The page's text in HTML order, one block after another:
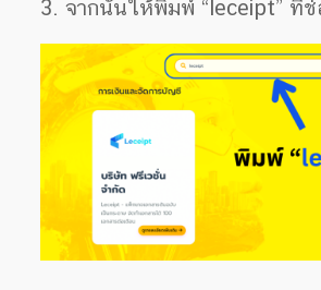
3. จากนั้นให้พิมพ์ “leceipt” ที่ช่